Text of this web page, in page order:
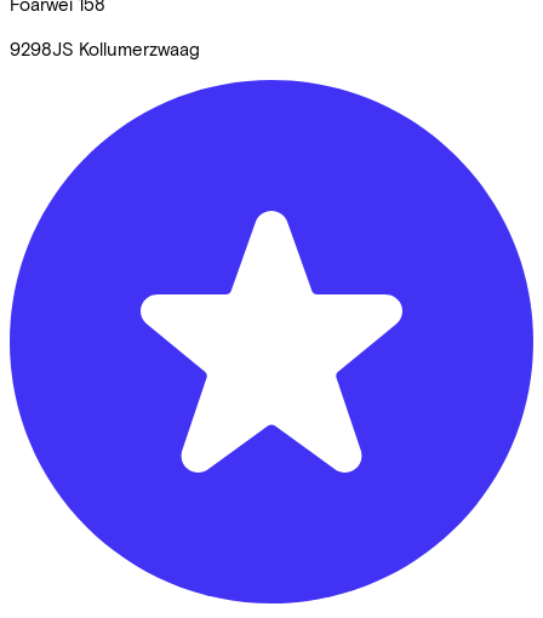
9298JS Kollumerzwaag